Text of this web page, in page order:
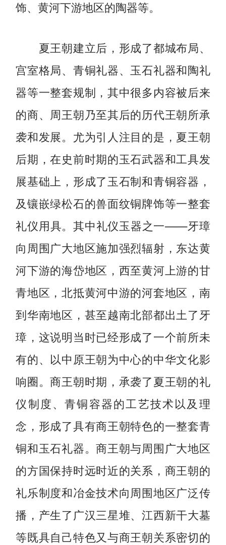
饰、黄河下游地区的陶器等。
夏王朝建立后，形成了都城布局、
宫室格局、青铜礼器、玉石礼器和陶礼
器等一整套规制，其中很多内容被后来
的商、周王朝乃至其后的历代王朝所承
袭和发展。尤为引人注目的是，夏王朝
后期，在史前时期的玉石武器和工具发
展基础上，形成了玉石制和青铜容器，
及镶嵌绿松石的兽面纹铜牌饰等一整套
礼仪用具。其中礼仪玉器之一——牙璋
向周围广大地区施加强烈辐射，东达黄
河下游的海岱地区，西至黄河上游的甘
青地区，北抵黄河中游的河套地区，南
到华南地区，甚至越南北部都出土了牙
璋，这说明当时已经形成了一个前所未
有的、以中原王朝为中心的中华文化影
响圈。商王朝时期，承袭了夏王朝的礼
仪制度、青铜容器的工艺技术以及理
念，形成了具有商王朝特色的一整套青
铜和玉石礼器。商王朝与周围广大地区
的方国保持时远时近的关系，商王朝的
礼乐制度和冶金技术向周围地区广泛传
播，产生了广汉三星堆、江西新干大墓
等既具自己特色又与商王朝关系密切的